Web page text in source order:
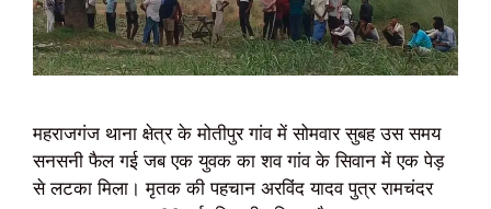
महराजगंज थाना क्षेत्र के मोतीपुर गांव में सोमवार सुबह उस समय
सनसनी फैल गई जब एक युवक का शव गांव के सिवान में एक पेड़
से लटका मिला। मृतक की पहचान अरविंद यादव पुत्र रामचंदर